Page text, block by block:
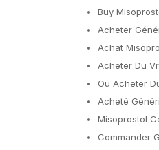
Buy
Acheter
Achat
Acheter Du
Ou Acheter
Acheté
Misoprostol
Commander